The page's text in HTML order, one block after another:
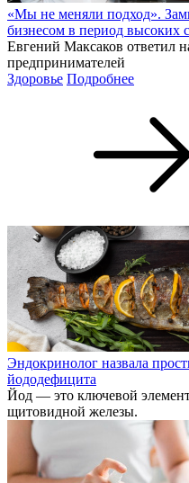
«Мы не меняли подход».
бизнесом в период высоких
Евгений Максаков ответил
предпринимателей
Здоровье Подробнее
Эндокринолог назвала
йододефицита
Йод — это ключевой
щитовидной железы.